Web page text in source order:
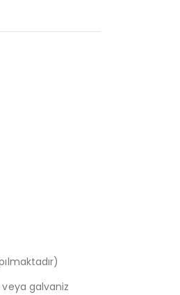
veya galvaniz